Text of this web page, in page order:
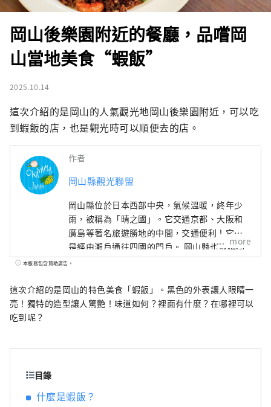
岡山後樂園附近的餐廳，品嚐岡
山當地美食“蝦飯”
2025.10.14
這次介紹的是岡山的人氣觀光地岡山後樂園附近，可以吃
到蝦飯的店，也是觀光時可以順便去的店。
作者
岡山縣觀光聯盟
岡山縣位於日本西部中央，氣候溫暖​​，終年少
雨，被稱為「晴之國」。它交通京都、大阪和
廣島等著名旅遊勝地的中間，交通便利！它也
是經由瀨戶通往四國的門戶。 岡山縣也被稱為
“水果岡山”，在瀨戶內溫暖的氣候下，陽光
最高品質的。 您可以品嚐白桃、麝香葡萄、先
鋒葡萄等當季水果！ 岡山還擁有世界級的旅遊
more
本服務包含贊助廣告。
這次介紹的是岡山的特色美食「蝦飯」。黑色的外表讓人眼睛一
亮！獨特的造型讓人驚艷！味道如何？裡面有什麼？在哪裡可以
吃到呢？
目錄
什麼是蝦飯？